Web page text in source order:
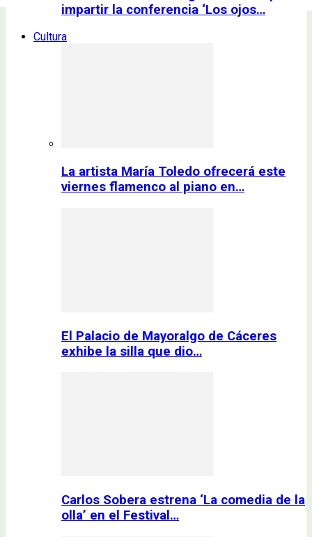
impartir la conferencia ‘Los ojos…
Cultura
La artista María Toledo ofrecerá este
viernes flamenco al piano en…
El Palacio de Mayoralgo de Cáceres
exhibe la silla que dio…
Carlos Sobera estrena ‘La comedia de la
olla’ en el Festival…